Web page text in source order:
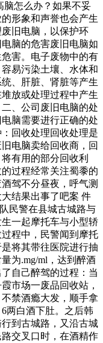
脑怎么办？如果不妥
形象和声誉也会产生
旧电脑，以保护环
脑的危害废旧电脑如
害。电子废物中的有
易污染土壤、水体和
、肝脏、肾脏等产生
放或处理过程中产生
、公司废旧电脑的处
脑需要进行正确的处
回收处理回收处理是
电脑卖给回收商，回
有用的部分回收利
过程经常关注蜀黍的
驾不分昼夜，呼气测
结果出事了吧案 件
民警在县城古城路与
一起摩托车与小型轿
程中，民警闻到摩托
将其带往医院进行抽
为.mg/ml，达到醉酒
自己醉驾的过程：当
市场一废品回收站，
禁酒瘾大发，顺手拿
两白酒下肚。之后韩
到古城路，又沿古城
交叉口时，在酒精作